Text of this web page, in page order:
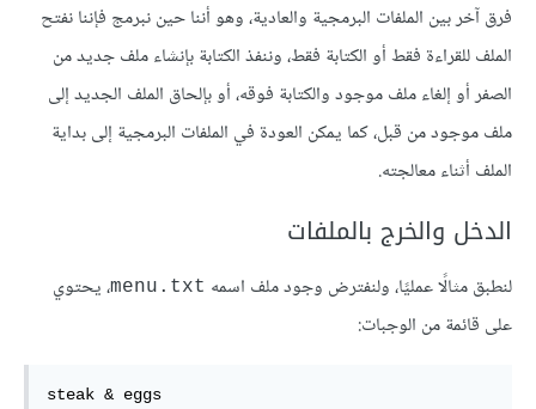
فرق آخر بين الملفات البرمجية والعادية، وهو أننا حين نبرمج فإننا نفتح
الملف للقراءة فقط أو الكتابة فقط، وننفذ الكتابة بإنشاء ملف جديد من
الصفر أو إلغاء ملف موجود والكتابة فوقه، أو بإلحاق الملف الجديد إلى
ملف موجود من قبل، كما يمكن العودة في الملفات البرمجية إلى بداية
الملف أثناء معالجته.
الدخل والخرج بالملفات
لنطبق مثالًا عمليًا، ولنفترض وجود ملف اسمه menu.txt، يحتوي
على قائمة من الوجبات:
steak & eggs